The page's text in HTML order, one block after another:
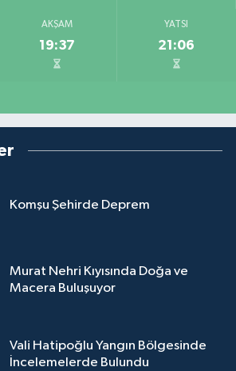
AKŞAM
19:37
YATSI
21:06
Komşu Şehirde Deprem
Murat Nehri Kıyısında Doğa ve
Macera Buluşuyor
Vali Hatipoğlu Yangın Bölgesinde
İncelemelerde Bulundu